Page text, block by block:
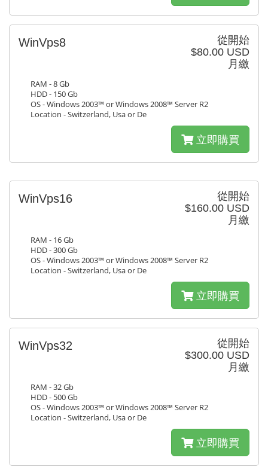
從開始
$80.00 USD
月繳
WinVps8
RAM - 8 Gb
HDD - 150 Gb
OS - Windows 2003™ or Windows 2008™ Server R2
Location - Switzerland, Usa or De
立即購買
從開始
$160.00 USD
月繳
WinVps16
RAM - 16 Gb
HDD - 300 Gb
OS - Windows 2003™ or Windows 2008™ Server R2
Location - Switzerland, Usa or De
立即購買
從開始
$300.00 USD
月繳
WinVps32
RAM - 32 Gb
HDD - 500 Gb
OS - Windows 2003™ or Windows 2008™ Server R2
Location - Switzerland, Usa or De
立即購買